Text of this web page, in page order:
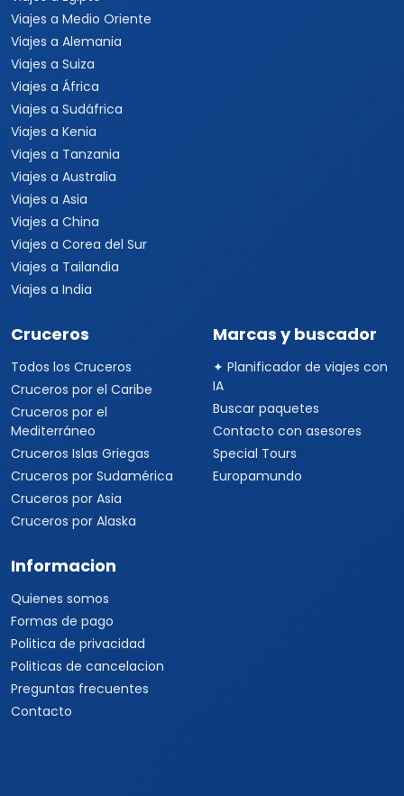
Viajes a Medio Oriente
Viajes a Alemania
Viajes a Suiza
Viajes a África
Viajes a Sudáfrica
Viajes a Kenia
Viajes a Tanzania
Viajes a Australia
Viajes a Asia
Viajes a China
Viajes a Corea del Sur
Viajes a Tailandia
Viajes a India
Cruceros
Todos los Cruceros
Cruceros por el Caribe
Cruceros por el
Mediterráneo
Cruceros Islas Griegas
Cruceros por Sudamérica
Cruceros por Asia
Cruceros por Alaska
Marcas y buscador
✦ Planificador de viajes con
IA
Buscar paquetes
Contacto con asesores
Special Tours
Europamundo
Informacion
Quienes somos
Formas de pago
Politica de privacidad
Politicas de cancelacion
Preguntas frecuentes
Contacto